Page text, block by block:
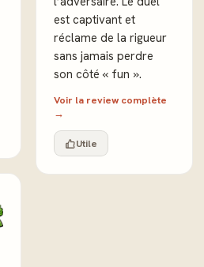
est captivant et
réclame de la rigueur
sans jamais perdre
son côté « fun ».
Voir la review complète
→
Utile